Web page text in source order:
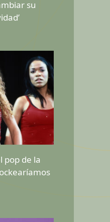
su
pop de la